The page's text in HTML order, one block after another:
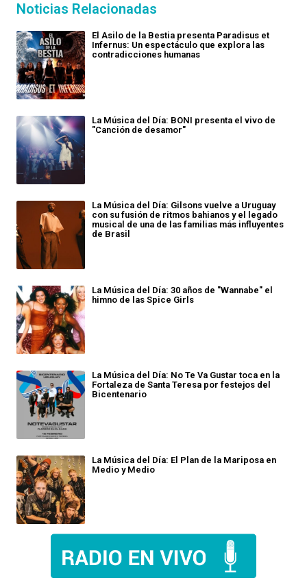
Noticias Relacionadas
El Asilo de la Bestia presenta Paradisus et
Infernus: Un espectáculo que explora las
contradicciones humanas
La Música del Día: BONI presenta el vivo de
"Canción de desamor"
La Música del Día: Gilsons vuelve a Uruguay
con su fusión de ritmos bahianos y el legado
musical de una de las familias más influyentes
de Brasil
La Música del Día: 30 años de "Wannabe" el
himno de las Spice Girls
La Música del Día: No Te Va Gustar toca en la
Fortaleza de Santa Teresa por festejos del
Bicentenario
La Música del Día: El Plan de la Mariposa en
Medio y Medio